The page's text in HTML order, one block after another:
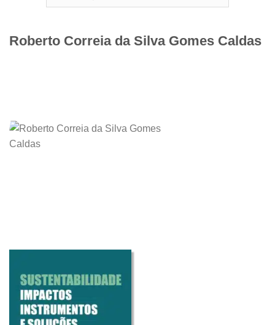
Roberto Correia da Silva Gomes Caldas